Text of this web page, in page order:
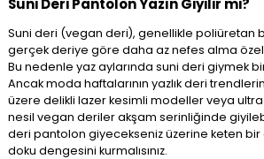
Suni Deri Pantolon Yazın Giyilir mi?
Suni deri (vegan deri), genellikle poliüretan
gerçek deriye göre daha az nefes alma
Bu nedenle yaz aylarında suni deri giymek
Ancak moda haftalarının yazlık deri
üzere delikli lazer kesimli modeller veya
nesil vegan deriler akşam serinliğinde
deri pantolon giyecekseniz üzerine keten
doku dengesini kurmalısınız.